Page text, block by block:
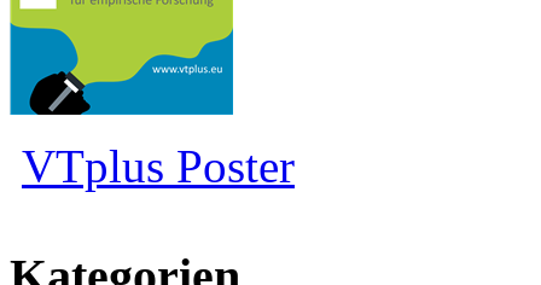
VTplus Poster